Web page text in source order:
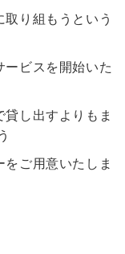
n
り組もうという
ビスを開始いた
し出すよりもま
ご用意いたしま